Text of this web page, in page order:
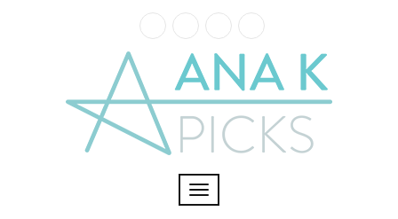
Toggle